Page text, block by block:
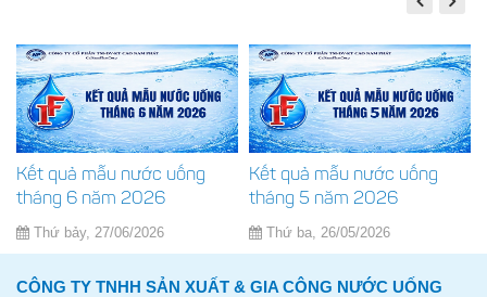
Kết quả mẫu nước uống
tháng 6 năm 2026
Thứ bảy, 27/06/2026
Kết quả mẫu nước uống
tháng 5 năm 2026
Thứ ba, 26/05/2026
CÔNG TY TNHH SẢN XUẤT & GIA CÔNG NƯỚC UỐNG